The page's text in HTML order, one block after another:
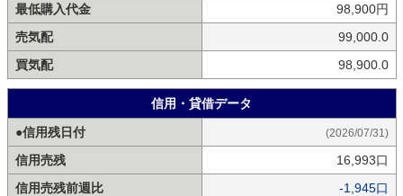
最低購入代金
98,900円
売気配
99,000.0
買気配
98,900.0
信用・貸借データ
●信用残日付
(2026/07/31)
信用売残
16,993口
信用売残前週比
-1,945口